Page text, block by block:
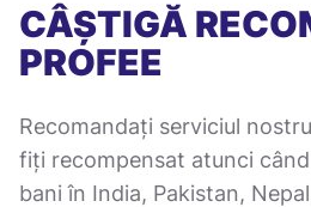
CÂȘTIGĂ
PROFEE
Recomandați serviciul
fiți recompensat atunci
bani în India, Pakistan,